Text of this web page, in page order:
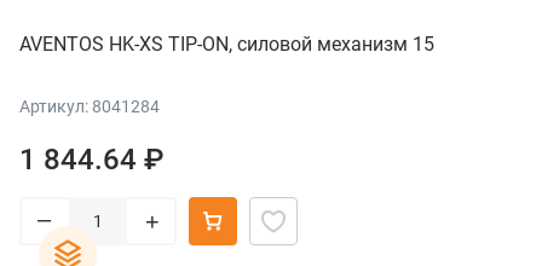
AVENTOS HK-XS TIP-ON, силовой механизм 15
Артикул: 8041284
1 844.64 ₽
– +